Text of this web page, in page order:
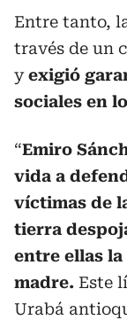
Entre tanto,
través de un
yexigió
sociales en
“Emiro
vida a
víctimas de
tierra
entre ellas la
madre. Este
Urabá